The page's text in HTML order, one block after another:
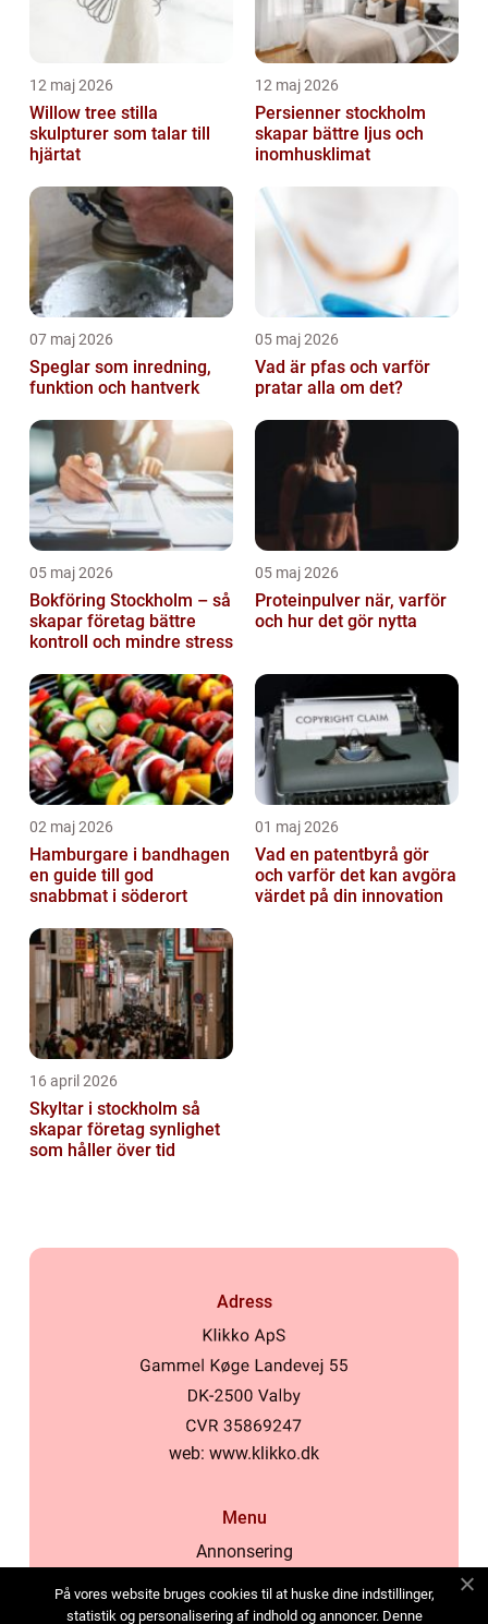
12 maj 2026
Willow tree stilla
skulpturer som talar till
hjärtat
12 maj 2026
Persienner stockholm
skapar bättre ljus och
inomhusklimat
07 maj 2026
Speglar som inredning,
funktion och hantverk
05 maj 2026
Vad är pfas och varför
pratar alla om det?
05 maj 2026
Bokföring Stockholm – så
skapar företag bättre
kontroll och mindre stress
05 maj 2026
Proteinpulver när, varför
och hur det gör nytta
02 maj 2026
Hamburgare i bandhagen
en guide till god
snabbmat i söderort
01 maj 2026
Vad en patentbyrå gör
och varför det kan avgöra
värdet på din innovation
16 april 2026
Skyltar i stockholm så
skapar företag synlighet
som håller över tid
Adress
web: www.klikko.dk
Menu
Annonsering
Cookies
På vores website bruges cookies til at huske dine indstillinger,
statistik og personalisering af indhold og annoncer. Denne